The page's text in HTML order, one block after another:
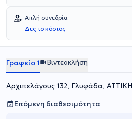
Απλή συνεδρία
Δες το κόστος
Γραφείο 1 Βιντεοκλήση
Αρχιπελάγους 132, Γλυφάδα, ΑΤΤΙΚΗ
Επόμενη διαθεσιμότητα